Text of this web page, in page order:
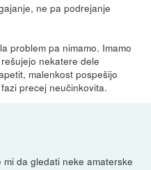
ne pa podrejanje
problem pa nimamo. Imamo
nekatere dele
malenkost pospešijo
precej neučinkovita.
da gledati neke amaterske